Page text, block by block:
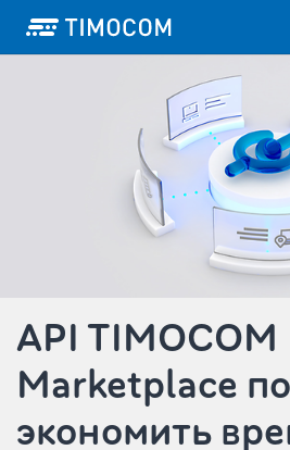
API TIMOCOM
Marketplace
экономить